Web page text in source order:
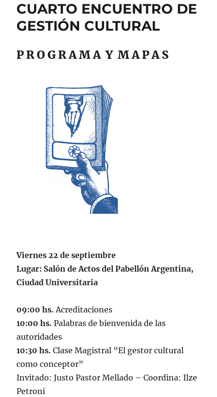
Gestión
en
VIVO
CUARTO ENCUENTRO DE
GESTIÓN CULTURAL
P R O G R A M A Y M A P A S
Viernes 22 de septiembre
Lugar: Salón de Actos del Pabellón Argentina,
Ciudad Universitaria
09:00 hs. Acreditaciones
10:00 hs. Palabras de bienvenida de las
autoridades
10:30 hs. Clase Magistral “El gestor cultural
como conceptor”
Invitado: Justo Pastor Mellado – Coordina: Ilze
Petroni